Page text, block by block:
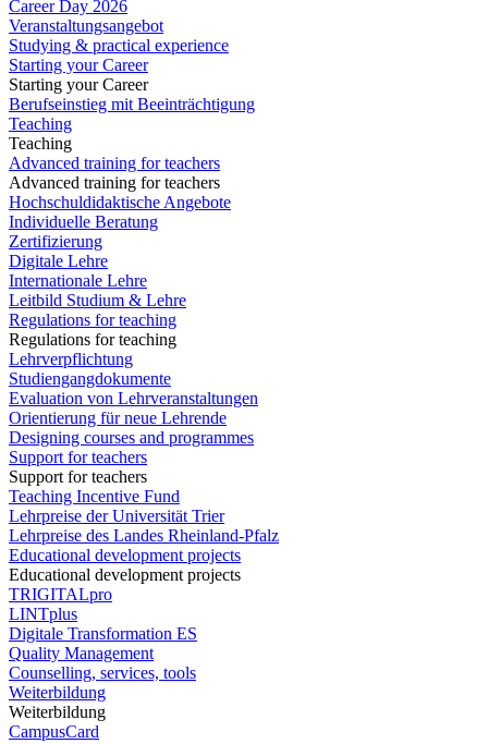
Career Day 2026
Veranstaltungsangebot
Studying & practical experience
Starting your Career
Starting your Career
Berufseinstieg mit Beeinträchtigung
Teaching
Teaching
Advanced training for teachers
Advanced training for teachers
Hochschuldidaktische Angebote
Individuelle Beratung
Zertifizierung
Digitale Lehre
Internationale Lehre
Leitbild Studium & Lehre
Regulations for teaching
Regulations for teaching
Lehrverpflichtung
Studiengangdokumente
Evaluation von Lehrveranstaltungen
Orientierung für neue Lehrende
Designing courses and programmes
Support for teachers
Support for teachers
Teaching Incentive Fund
Lehrpreise der Universität Trier
Lehrpreise des Landes Rheinland-Pfalz
Educational development projects
Educational development projects
TRIGITALpro
LINTplus
Digitale Transformation ES
Quality Management
Counselling, services, tools
Weiterbildung
Weiterbildung
CampusCard